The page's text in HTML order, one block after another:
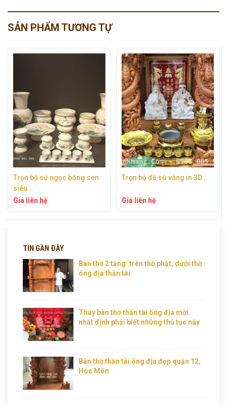
TIN GẦN ĐÂY
Bàn thờ 2 tầng: trên thờ phật, dưới thờ
ông địa thần tài
Thay bàn thờ thần tài ông địa mới
nhất định phải biết những thủ tục này
Bàn thờ thần tài ông địa đẹp quận 12,
Hóc Môn
SẢN PHẨM TƯƠNG TỰ
Trọn bộ đồ sứ vàng in 3D...
Giá liên hệ
Trọn bộ sứ trắng viền vàng
Giá liên hệ